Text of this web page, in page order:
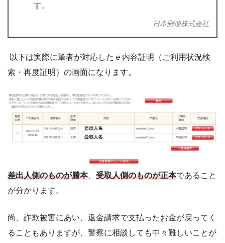
す。
日本郵便株式会社
以下は実際に筆者が対応したｅ内容証明（ご利用状況検
索・再度証明）の画面になります。
差出人側のものが謄本、 受取人側のものが正本であること
が分かります。
尚、詐欺被害にあい、返金請求で支払ったお金が戻ってく
ることもありますが、警察に相談しても中々難しいことが